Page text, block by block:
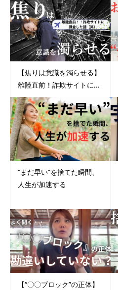
【焦りは意識を濁らせる】
離陸直前！詐欺サイトに...
“まだ早い”を捨てた瞬間、
人生が加速する
【“〇〇ブロック”の正体】